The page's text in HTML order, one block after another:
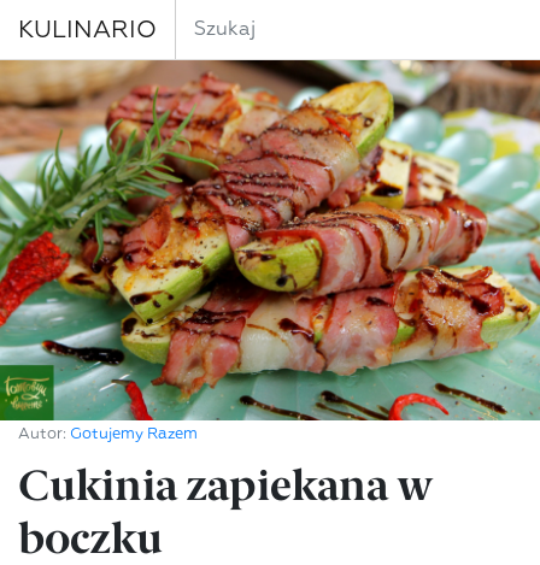
KULINARIO
Autor: Gotujemy Razem
Cukinia zapiekana w
boczku